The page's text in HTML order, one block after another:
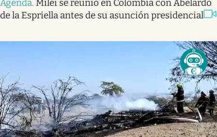
Agenda. Milei se reunió en Colombia con Abelardo
de la Espriella antes de su asunción presidencial